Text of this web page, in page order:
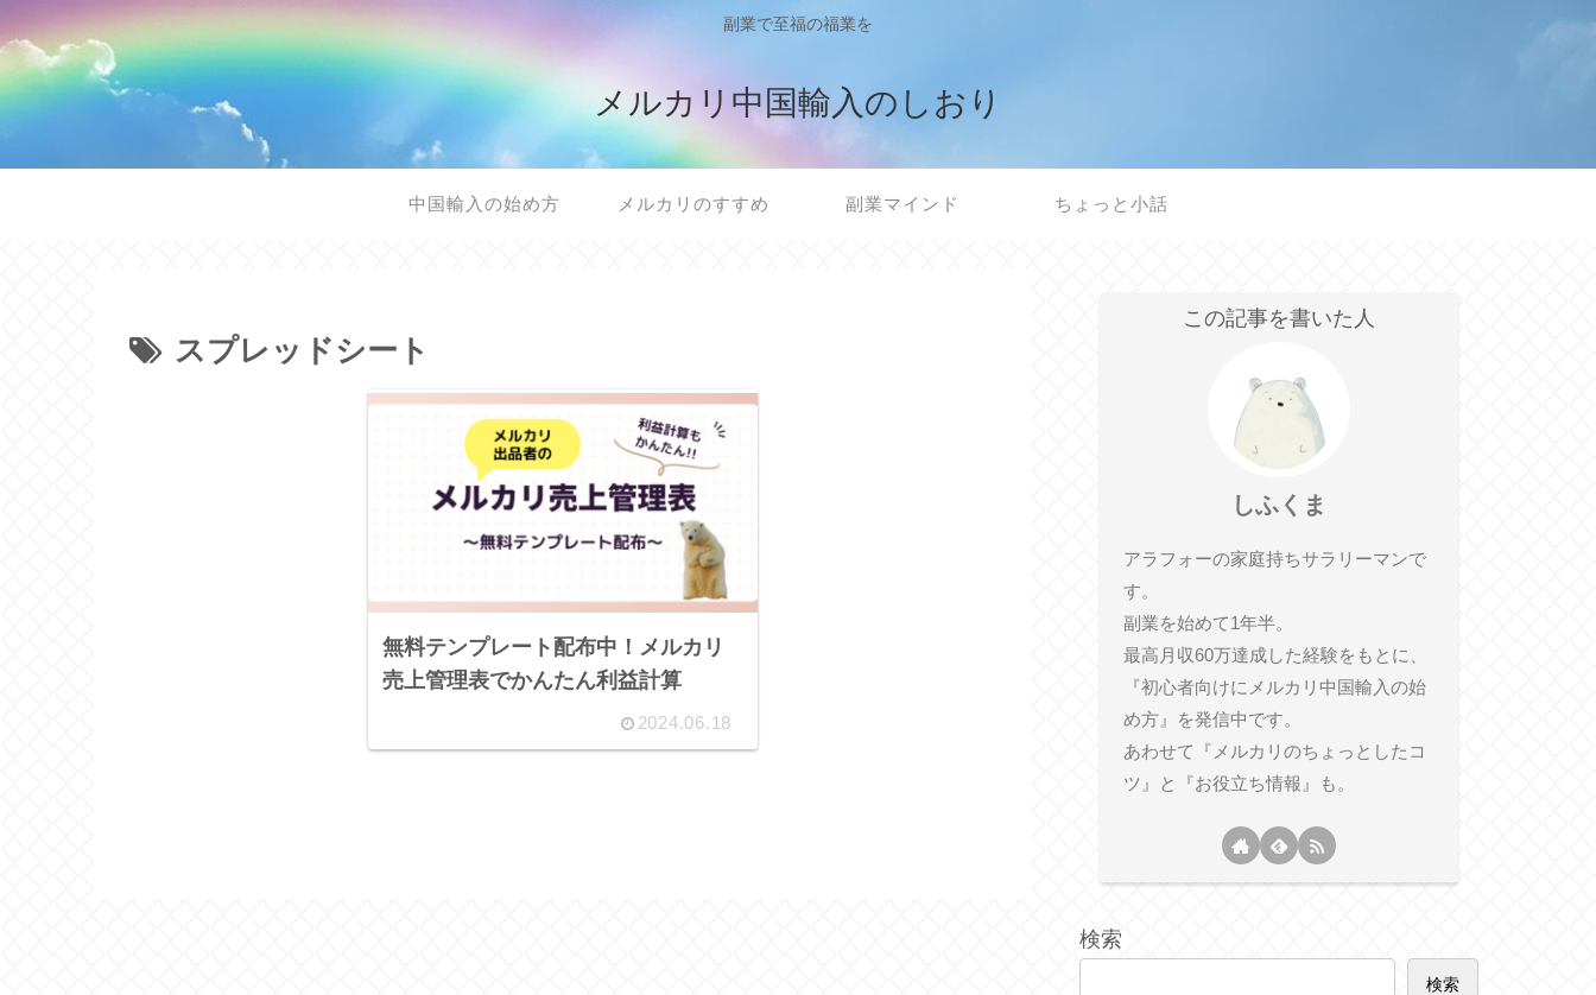
副業で至福の福業を
メルカリ中国輸入のしおり
中国輸入の始め方 メルカリのすすめ 副業マインド ちょっと小話
スプレッドシート
無料テンプレート配布中！メルカリ
売上管理表でかんたん利益計算
2024.06.18
この記事を書いた人
しふくま
アラフォーの家庭持ちサラリーマンで
す。
副業を始めて1年半。
最高月収60万達成した経験をもとに、
『初心者向けにメルカリ中国輸入の始
め方』を発信中です。
あわせて『メルカリのちょっとしたコ
ツ』と『お役立ち情報』も。
検索
検索